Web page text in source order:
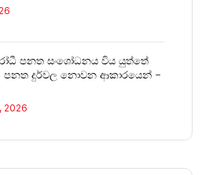
පනත සංශෝධනය විය යුත්තේ
පනත දුර්වල නොවන ආකාරයෙන් –
2026